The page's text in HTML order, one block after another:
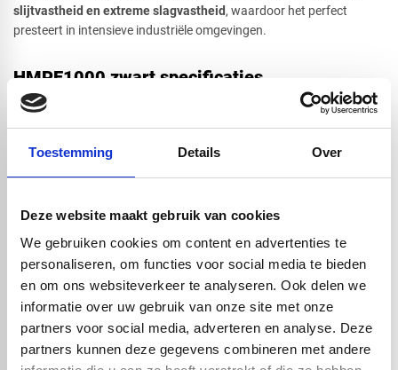
Toestemming Details Over
Deze website maakt gebruik van cookies
We gebruiken cookies om content en advertenties te
personaliseren, om functies voor social media te bieden
en om ons websiteverkeer te analyseren. Ook delen we
informatie over uw gebruik van onze site met onze
partners voor social media, adverteren en analyse. Deze
partners kunnen deze gegevens combineren met andere
Cirkel
Afsnede
slijtvastheid en extreme slagvastheid, waardoor het perfect
presteert in intensieve industriële omgevingen.
HMPE1000 zwart specificaties
Ultra-slijtvast en zeer lange levensduur
Extra sterke en vormvaste zwarte uitvoering
Slagvast, zelfs bij temperaturen onder nul
Minimale wateropname → hygiënisch en stabiel
Eigenschap
Waarde
Dichtheid
0,93–0,94 g/cm³
Smeltpunt
130–135 °C
Temperatuurbereik
–50 °C tot +80 °C
Impactsterkte
Zeer hoog, ook bij lage temperaturen